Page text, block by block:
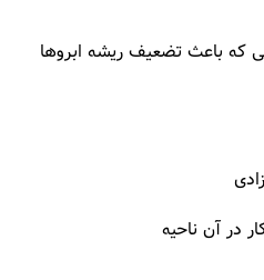
که باعث تضعیف ریشه ابروها
در آن ناحیه